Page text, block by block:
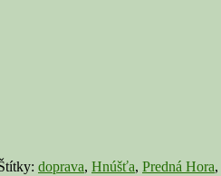
doprava, Hnúšťa, Predná Hora,